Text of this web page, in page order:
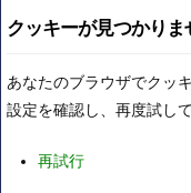
クッキーが見つかりま
あなたのブラウザでクッ
設定を確認し、再度試し
再試行